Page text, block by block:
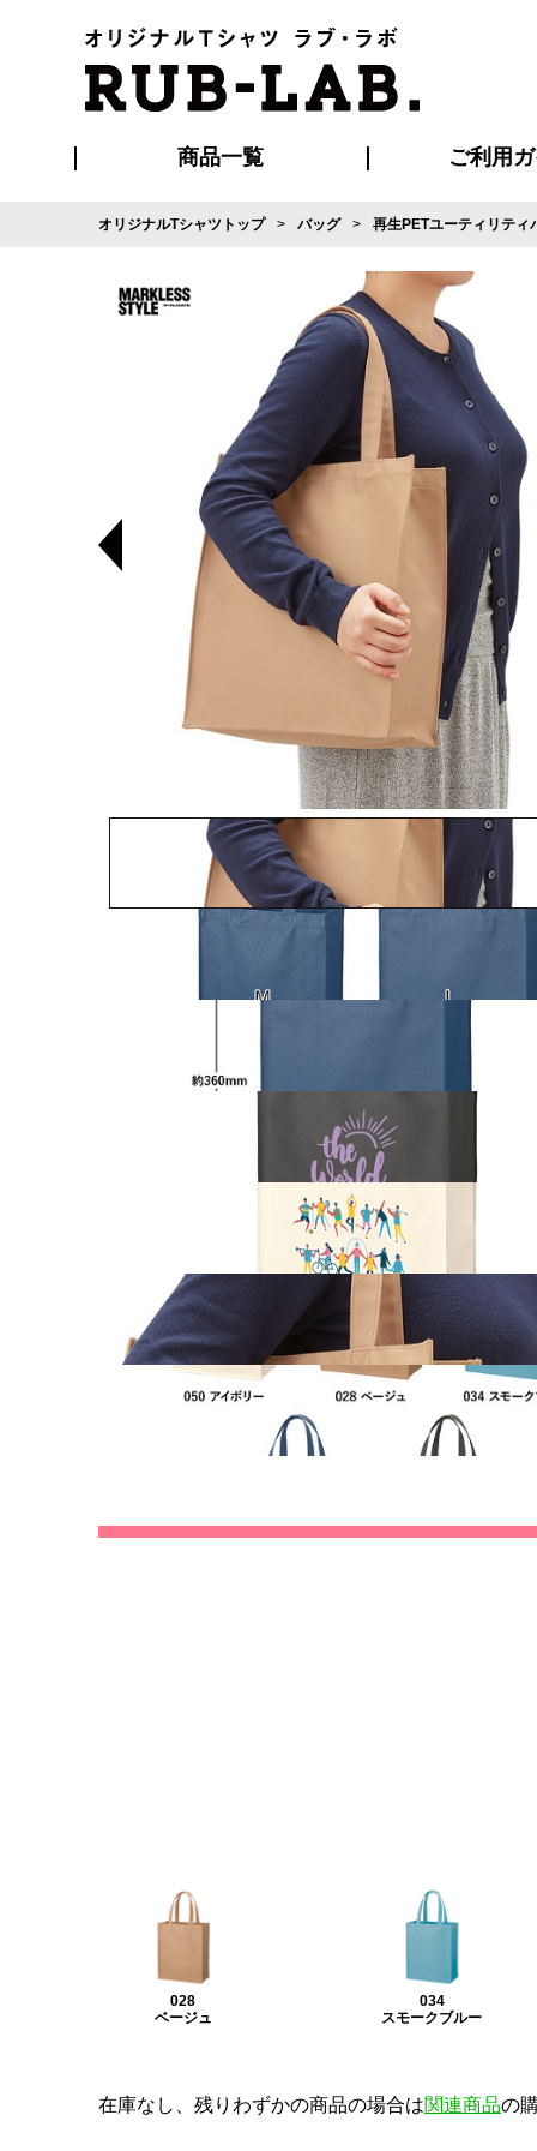
商品一覧 ご利用
ご利用ガ
はじめて
再注文の
お支払い方法
割引まと
発送・特急サー
版の保管期限
マイページ会員
よくある
オリジナルTシャツトップ バッグ 再生PETユーティリティ
028
ベージュ
034
スモークブルー
在庫なし、残りわずかの商品の場合は関連商品の